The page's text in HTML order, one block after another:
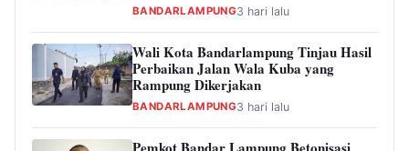
BANDARLAMPUNG3 hari lalu
Wali Kota Bandarlampung Tinjau Hasil
Perbaikan Jalan Wala Kuba yang
Rampung Dikerjakan
BANDARLAMPUNG3 hari lalu
Pemkot Bandar Lampung Betonisasi